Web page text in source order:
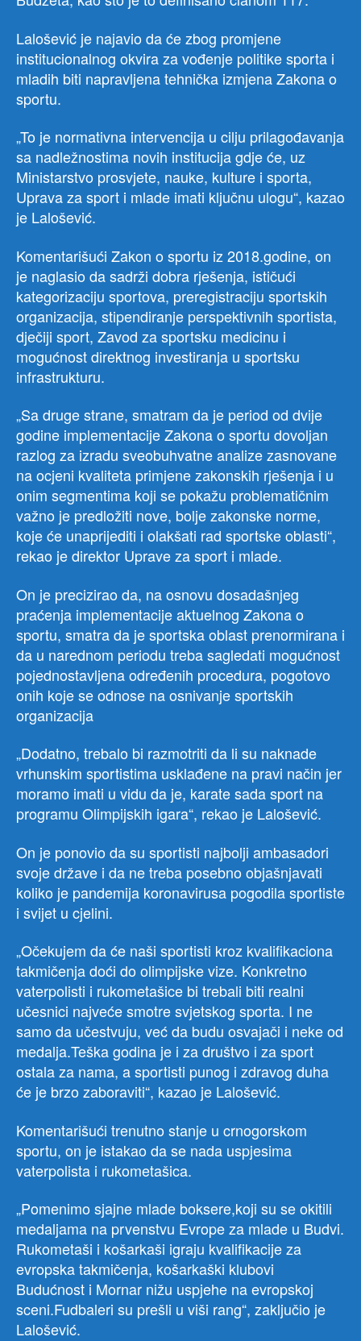
Lalošević je najavio da će zbog promjene
institucionalnog okvira za vođenje politike sporta i
mladih biti napravljena tehnička izmjena Zakona o
sportu.
„To je normativna intervencija u cilju prilagođavanja
sa nadležnostima novih institucija gdje će, uz
Ministarstvo prosvjete, nauke, kulture i sporta,
Uprava za sport i mlade imati ključnu ulogu“, kazao
je Lalošević.
Komentarišući Zakon o sportu iz 2018.godine, on
je naglasio da sadrži dobra rješenja, ističući
kategorizaciju sportova, preregistraciju sportskih
organizacija, stipendiranje perspektivnih sportista,
dječiji sport, Zavod za sportsku medicinu i
mogućnost direktnog investiranja u sportsku
infrastrukturu.
„Sa druge strane, smatram da je period od dvije
godine implementacije Zakona o sportu dovoljan
razlog za izradu sveobuhvatne analize zasnovane
na ocjeni kvaliteta primjene zakonskih rješenja i u
onim segmentima koji se pokažu problematičnim
važno je predložiti nove, bolje zakonske norme,
koje će unaprijediti i olakšati rad sportske oblasti“,
rekao je direktor Uprave za sport i mlade.
On je precizirao da, na osnovu dosadašnjeg
praćenja implementacije aktuelnog Zakona o
sportu, smatra da je sportska oblast prenormirana i
da u narednom periodu treba sagledati mogućnost
pojednostavljena određenih procedura, pogotovo
onih koje se odnose na osnivanje sportskih
organizacija
„Dodatno, trebalo bi razmotriti da li su naknade
vrhunskim sportistima usklađene na pravi način jer
moramo imati u vidu da je, karate sada sport na
programu Olimpijskih igara“, rekao je Lalošević.
On je ponovio da su sportisti najbolji ambasadori
svoje države i da ne treba posebno objašnjavati
koliko je pandemija koronavirusa pogodila sportiste
i svijet u cjelini.
„Očekujem da će naši sportisti kroz kvalifikaciona
takmičenja doći do olimpijske vize. Konkretno
vaterpolisti i rukometašice bi trebali biti realni
učesnici najveće smotre svjetskog sporta. I ne
samo da učestvuju, već da budu osvajači i neke od
medalja.Teška godina je i za društvo i za sport
ostala za nama, a sportisti punog i zdravog duha
će je brzo zaboraviti“, kazao je Lalošević.
Komentarišući trenutno stanje u crnogorskom
sportu, on je istakao da se nada uspjesima
vaterpolista i rukometašica.
„Pomenimo sjajne mlade boksere,koji su se okitili
medaljama na prvenstvu Evrope za mlade u Budvi.
Rukometaši i košarkaši igraju kvalifikacije za
evropska takmičenja, košarkaški klubovi
Budućnost i Mornar nižu uspjehe na evropskoj
sceni.Fudbaleri su prešli u viši rang“, zaključio je
Lalošević.